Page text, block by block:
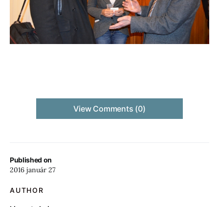
Published on
2016 január 27
AUTHOR
View Comments (0)